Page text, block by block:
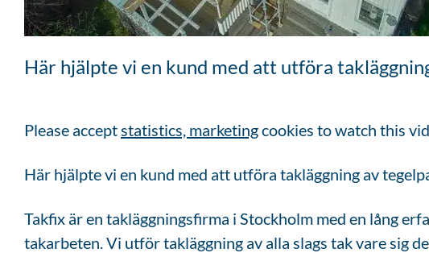
Här hjälpte vi en kund med att utföra
Please acceptstatistics, marketingcookies to watch this
Här hjälpte vi en kund med att utföra takläggning av
Takfix är en takläggningsfirma i Stockholm med en lång
takarbeten. Vi utför takläggning av alla slags tak vare sig